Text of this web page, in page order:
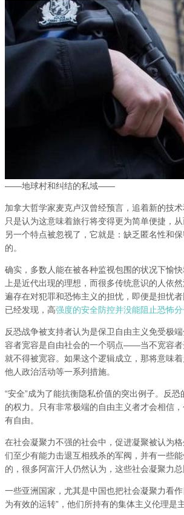
——地球村和纠结的私域——
加拿大哲学家麦克卢汉曾经预言，追着新的技
只是认为这意味着旅行将变得更为简单便捷，
另一个特点被忽视了，它就是：缺乏匿名性和
的。
确实，多数人能在被各种监视包围的状况下愉
上是近代出现的理想，而很多传统意识的人依
遍存在对犯罪和恐怖主义的担忧，即便是担忧
已经发现，高强度的安全防控并没能阻止恐怖
反恐战争被支持者认为是保卫自由主义免受极
容者宽容是自由社会的一个弱点——当不宽容者
就不得被宽容。如果这个逻辑成立，那将意味
他人政治活动等一系列措施。
“安全”成为了能抗衡隐私价值的突出例子。反恐
的权力。只有非常极端的自由主义者才会相信
有自由。
在社会凝聚力不强的社会中，促进凝聚被认为
们至少有能力击退互相残杀的军阀，并有一些
的，很多阿富汗人仍然认为，这些社会凝聚力总
一些亚洲国家，尤其是中国也把社会凝聚力看
为有效的运转”，他们所持有的集体主义伦理是